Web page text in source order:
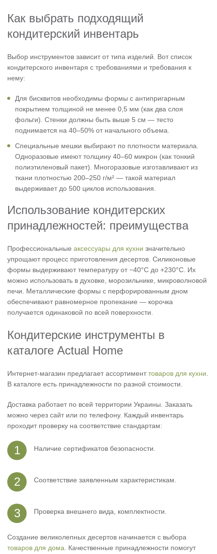
Как выбрать подходящий
кондитерский инвентарь
Выбор инструментов зависит от типа изделий. Вот список
кондитерского инвентаря с требованиями и требования к
нему:
Для бисквитов необходимы формы с антипригарным
покрытием толщиной не менее 0,5 мм (как два слоя
фольги). Стенки должны быть выше 5 см — тесто
поднимается на 40–50% от начального объема.
Специальные мешки выбирают по плотности материала.
Одноразовые имеют толщину 40–60 микрон (как тонкий
полиэтиленовый пакет). Многоразовые изготавливают из
ткани плотностью 200–250 г/м² — такой материал
выдерживает до 500 циклов использования.
Использование кондитерских
принадлежностей: преимущества
Профессиональные аксессуары для кухни значительно
упрощают процесс приготовления десертов. Силиконовые
формы выдерживают температуру от −40°C до +230°C. Их
можно использовать в духовке, морозильнике, микроволновой
печи. Металлические формы с перфорированным дном
обеспечивают равномерное пропекание — корочка
получается одинаковой по всей поверхности.
Кондитерские инструменты в
каталоге Actual Home
Интернет-магазин предлагает ассортименттоваров для кухни
В каталоге есть принадлежности по разной стоимости.
Доставка работает по всей территории Украины. Заказать
можно через сайт или по телефону. Каждый инвентарь
проходит проверку на соответствие стандартам:
Наличие сертификатов безопасности.
Соответствие заявленным характеристикам.
Проверка внешнего вида, комплектности.
Создание великолепных десертов начинается с выбора
товаров для дома . Качественные принадлежности помогут